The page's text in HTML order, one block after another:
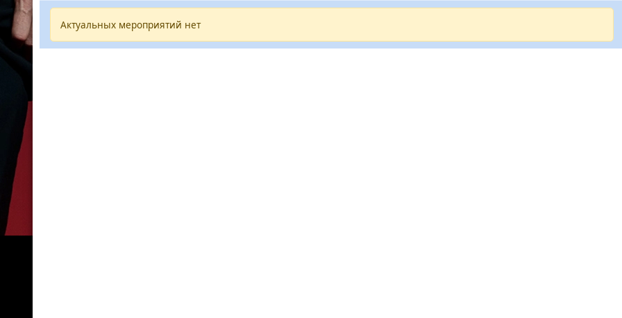
Актуальных мероприятий нет